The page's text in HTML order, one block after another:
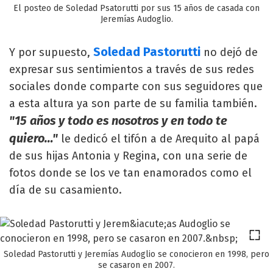
El posteo de Soledad Psatorutti por sus 15 años de casada con
Jeremías Audoglio.
Y por supuesto, Soledad Pastorutti no dejó de
expresar sus sentimientos a través de sus redes
sociales donde comparte con sus seguidores que
a esta altura ya son parte de su familia también.
"15 años y todo es nosotros y en todo te
quiero…" le dedicó el tifón a de Arequito al papá
de sus hijas Antonia y Regina, con una serie de
fotos donde se los ve tan enamorados como el
día de su casamiento.
Soledad Pastorutti y Jeremías Audoglio se conocieron en 1998, pero
se casaron en 2007.